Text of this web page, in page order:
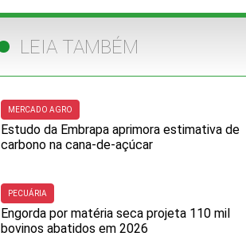
LEIA TAMBÉM
MERCADO AGRO
Estudo da Embrapa aprimora estimativa de
carbono na cana-de-açúcar
PECUÁRIA
Engorda por matéria seca projeta 110 mil
bovinos abatidos em 2026